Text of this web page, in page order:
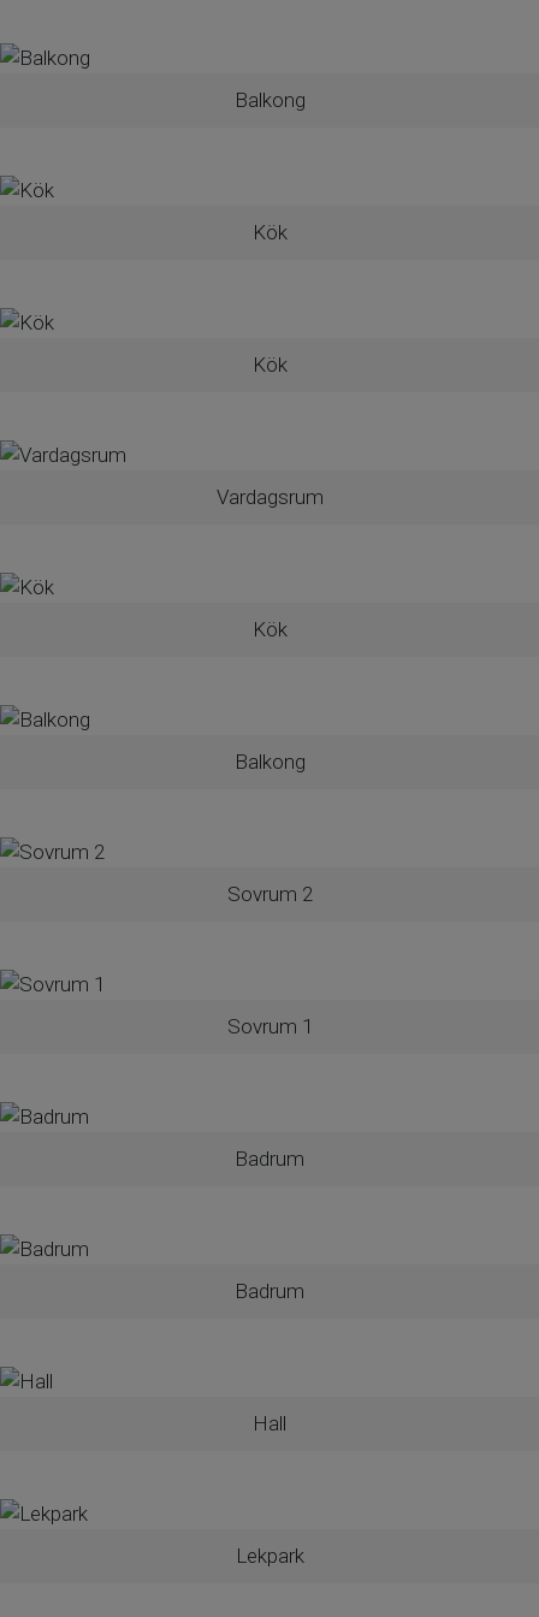
bekvämt, med närhet till såväl natur som
till centrum, skolor, kommunikationer och
både barnfamiljen och dig som vill ha gott
precis i närheten som tar dig direkt till
Gullmarsplan, vilket gör pendling enkel.
önska – bekvämlighet, natur och service, i
Välkommen att uppleva denna trevliga
Asuman Sagmen
Balkong
Kök
Kök
Vardagsrum
Kök
Balkong
Sovrum 2
Sovrum 1
Badrum
Badrum
Hall
Lekpark